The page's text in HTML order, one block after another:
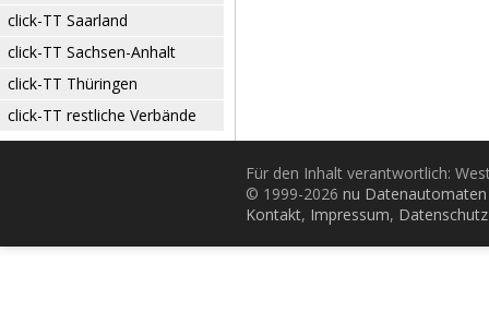
click-TT Saarland
click-TT Sachsen-Anhalt
click-TT Thüringen
click-TT restliche Verbände
Für den Inhalt verantwortlich:
© 1999-2026 nu
Kontakt, Impressum, Datenschutz